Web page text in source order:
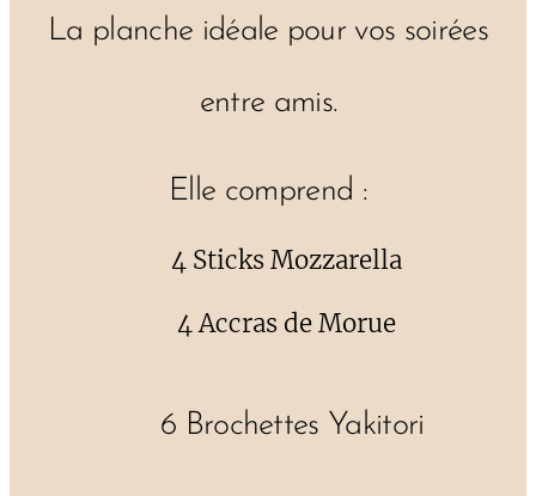
La planche idéale pour vos soirées
entre amis.
Elle comprend :
✔ 4 Sticks Mozzarella
✔ 4 Accras de Morue
✔ 6 Brochettes Yakitori